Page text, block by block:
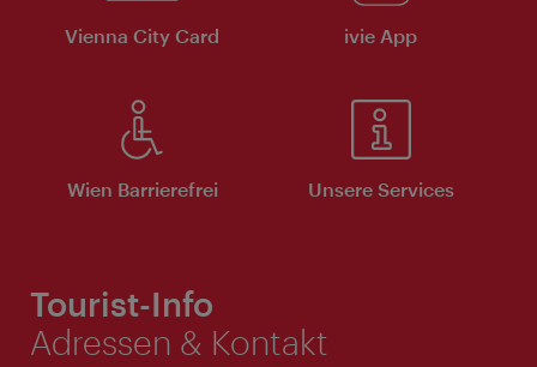
Vienna City Card ivie App
Wien Barrierefrei Unsere Services
Tourist-Info
Adressen & Kontakt